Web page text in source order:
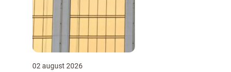
02 august 2026